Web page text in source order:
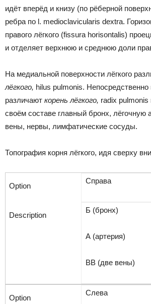
идёт вперёд и книзу (по рёберной
ребра по l. medioclavicularis dextra.
правого лёгкого (fissura horisontalis)
и отделяет верхнюю и среднюю доли
На медиальной поверхности лёгкого
лёгкого, hilus pulmonis. Непосредственно
различают корень лёгкого, radix pulmonis
своём составе главный бронх, лёгочную
вены, нервы, лимфатические сосуды.
Топография корня лёгкого, идя сверху
Справа
Б (бронх)
А (артерия)
ВВ (две вены)
Слева